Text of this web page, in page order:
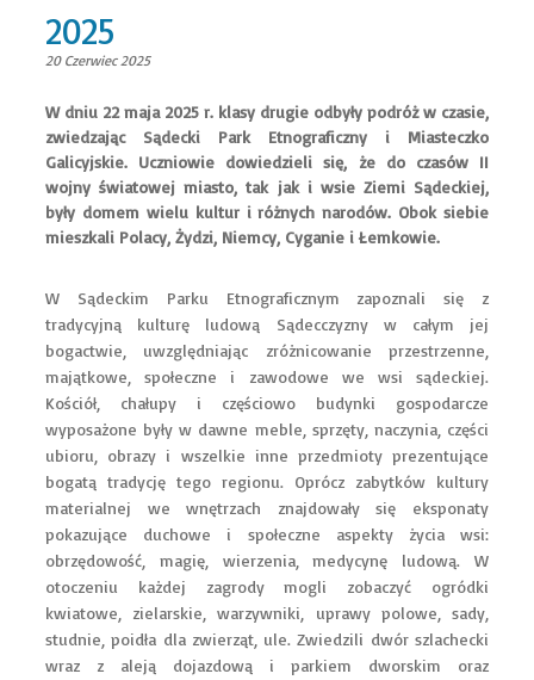
2025
20 Czerwiec 2025
W dniu 22 maja 2025 r. klasy drugie odbyły podróż w czasie,
zwiedzając Sądecki Park Etnograficzny i Miasteczko
Galicyjskie. Uczniowie dowiedzieli się, że do czasów II
wojny światowej miasto, tak jak i wsie Ziemi Sądeckiej,
były domem wielu kultur i różnych narodów. Obok siebie
mieszkali Polacy, Żydzi, Niemcy, Cyganie i Łemkowie.
W Sądeckim Parku Etnograficznym zapoznali się z
tradycyjną kulturę ludową Sądecczyzny w całym jej
bogactwie, uwzględniając zróżnicowanie przestrzenne,
majątkowe, społeczne i zawodowe we wsi sądeckiej.
Kościół, chałupy i częściowo budynki gospodarcze
wyposażone były w dawne meble, sprzęty, naczynia, części
ubioru, obrazy i wszelkie inne przedmioty prezentujące
bogatą tradycję tego regionu. Oprócz zabytków kultury
materialnej we wnętrzach znajdowały się eksponaty
pokazujące duchowe i społeczne aspekty życia wsi:
obrzędowość, magię, wierzenia, medycynę ludową. W
otoczeniu każdej zagrody mogli zobaczyć ogródki
kwiatowe, zielarskie, warzywniki, uprawy polowe, sady,
studnie, poidła dla zwierząt, ule. Zwiedzili dwór szlachecki
wraz z aleją dojazdową i parkiem dworskim oraz